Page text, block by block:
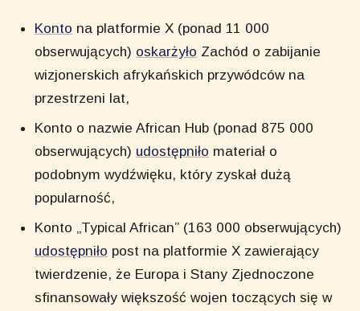
Konto na platformie X (ponad 11 000
obserwujących) oskarżyło Zachód o zabijanie
wizjonerskich afrykańskich przywódców na
przestrzeni lat,
Konto o nazwie African Hub (ponad 875 000
obserwujących) udostępniło materiał o
podobnym wydźwięku, który zyskał dużą
popularność,
Konto „Typical African” (163 000 obserwujących)
udostępniło post na platformie X zawierający
twierdzenie, że Europa i Stany Zjednoczone
sfinansowały większość wojen toczących się w